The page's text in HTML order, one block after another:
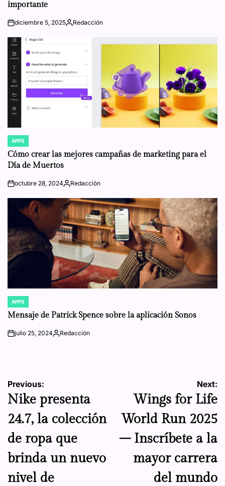
importante
ondiciembre 5, 2025Posted
Redacción
POSTED
IN
APPS
Cómo crear las mejores campañas de marketing para el
Día de Muertos
onoctubre 28, 2024Posted
Redacción
POSTED
IN
APPS
Mensaje de Patrick Spence sobre la aplicación Sonos
onjulio 25, 2024Posted
Redacción
Navegación
de
entradas
Previous:
Nike presenta
24.7, la colección
de ropa que
brinda un nuevo
nivel de
Next:
Wings for Life
World Run 2025
– Inscríbete a la
mayor carrera
del mundo